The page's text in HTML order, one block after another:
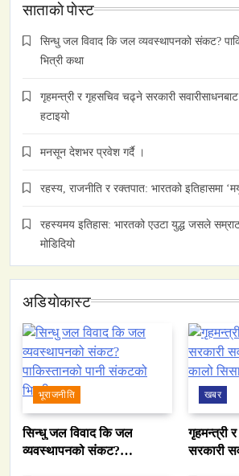
साताकाे पाेस्ट
सिन्धु जल विवाद कि जल व्यवस्थापनको संकट?
भित्री कथा
गृहमन्त्री र गृहसचिव चढ्ने सरकारी
हटाइयो
मनसून देशभर प्रवेश गर्दै ।
रहस्य, राजनीति र रक्तपात: भारतको इतिहासमा
रहस्यमय इतिहास: भारतको एउटा युद्ध जसले
मोडिदियो
अडियाेकास्ट
भूराजनीति
सिन्धु जल विवाद कि जल
व्यवस्थापनको संकट?
खबर
गृहमन्त्री
सरकारी